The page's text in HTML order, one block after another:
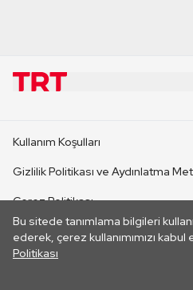
Bu sitede tanımlama bilgileri
ederek, çerez kullanımımızı
Politikası
CANLI YAYINLAR
Kullanım Koşulları
Gizlilik Politikası ve Aydınlatma
Çerez Politikası
İletişim
Her hakkı saklıdır. ©2026 TRT.